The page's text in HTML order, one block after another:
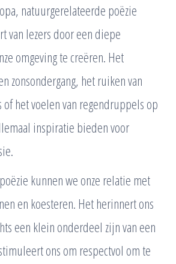
natuurgerelateerde poëzie
van lezers door een diepe
omgeving te creëren. Het
zonsondergang, het ruiken van
of het voelen van regendruppels op
inspiratie bieden voor
kunnen we onze relatie met
en koesteren. Het herinnert ons
een klein onderdeel zijn van een
ons om respectvol om te